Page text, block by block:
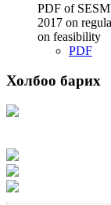
PDF of
2017 on
on feasibility
PDF
Холбоо барих